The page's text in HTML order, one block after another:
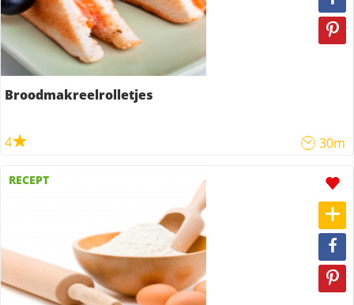
Broodmakreelrolletjes
4 30m
RECEPT